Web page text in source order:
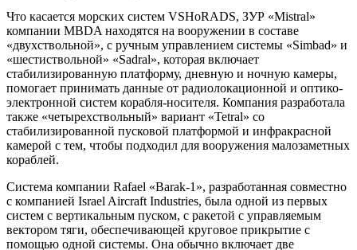
Что касается морских систем VSHoRADS, ЗУР «Mistral»
компании MBDA находятся на вооружении в составе
«двухствольной», с ручным управлением системы «Simbad» и
«шестиствольной» «Sadral», которая включает
стабилизированную платформу, дневную и ночную камеры,
помогает принимать данные от радиолокационной и оптико-
электронной систем корабля-носителя. Компания разработала
также «четырехствольный» вариант «Tetral» со
стабилизированной пусковой платформой и инфракрасной
камерой с тем, чтобы подходил для вооружения малозаметных
кораблей.
Система компании Rafael «Barak-1», разработанная совместно
с компанией Israel Aircraft Industries, была одной из первых
систем с вертикальным пуском, с ракетой с управляемым
вектором тяги, обеспечивающей круговое прикрытие с
помощью одной системы. Она обычно включает две